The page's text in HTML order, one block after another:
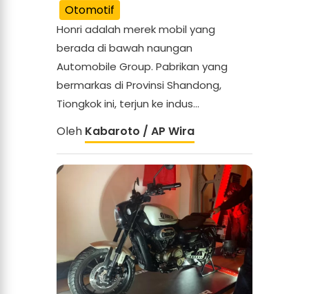
Otomotif
Honri adalah merek mobil yang
berada di bawah naungan
Automobile Group. Pabrikan yang
bermarkas di Provinsi Shandong,
Tiongkok ini, terjun ke indus...
Oleh Kabaroto / AP Wira